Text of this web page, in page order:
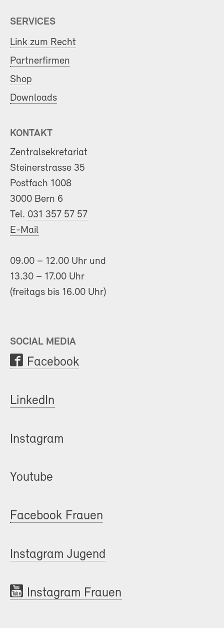
SERVICES
Link zum Recht
Partnerfirmen
Shop
Downloads
KONTAKT
Zentralsekretariat
Steinerstrasse 35
Postfach 1008
3000 Bern 6
Tel. 031 357 57 57
E-Mail
09.00 – 12.00 Uhr und
13.30 – 17.00 Uhr
(freitags bis 16.00 Uhr)
SOCIAL MEDIA
Facebook
LinkedIn
Instagram
Youtube
Facebook Frauen
Instagram Jugend
Instagram Frauen